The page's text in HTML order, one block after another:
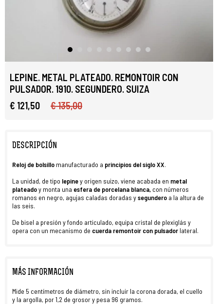
LEPINE. METAL PLATEADO. REMONTOIR CON
PULSADOR. 1910. SEGUNDERO. SUIZA
€ 121,50
€ 135,00
DESCRIPCIÓN
Reloj de bolsillo manufacturado a principios del siglo XX.
La unidad, de tipo lepiney origen suizo, viene acabada en metal
plateadoy monta una esfera de porcelana blanca, con números
romanos en negro, agujas caladas doradas ysegundero a la altura de
las seis.
De bisel a presión y fondo articulado, equipa cristal de plexiglás y
opera con un mecanismo de cuerda remontoir con pulsador lateral.
MÁS INFORMACIÓN
Mide 5 centímetros de diámetro, sin incluir la corona dorada, el cuello
y la argolla, por 1,2 de grosor y pesa 96 gramos.